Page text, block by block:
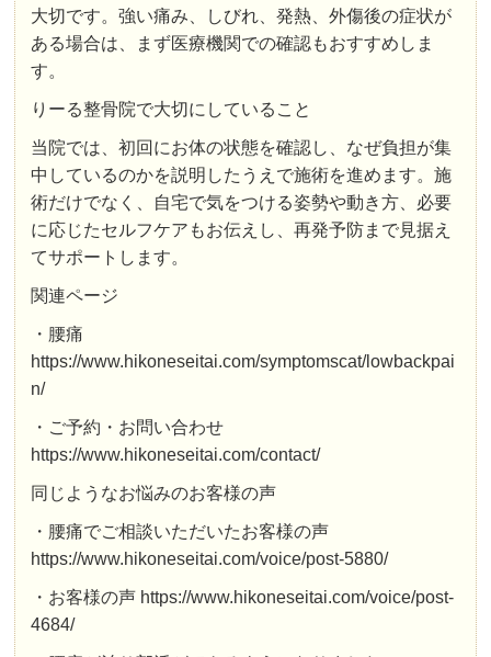
大切です。強い痛み、しびれ、発熱、外傷後の症状が
ある場合は、まず医療機関での確認もおすすめしま
す。
りーる整骨院で大切にしていること
当院では、初回にお体の状態を確認し、なぜ負担が集
中しているのかを説明したうえで施術を進めます。施
術だけでなく、自宅で気をつける姿勢や動き方、必要
に応じたセルフケアもお伝えし、再発予防まで見据え
てサポートします。
関連ページ
・腰痛
https://www.hikoneseitai.com/symptomscat/lowbackpai
n/
・ご予約・お問い合わせ
https://www.hikoneseitai.com/contact/
同じようなお悩みのお客様の声
・腰痛でご相談いただいたお客様の声
https://www.hikoneseitai.com/voice/post-5880/
・お客様の声 https://www.hikoneseitai.com/voice/post-
4684/